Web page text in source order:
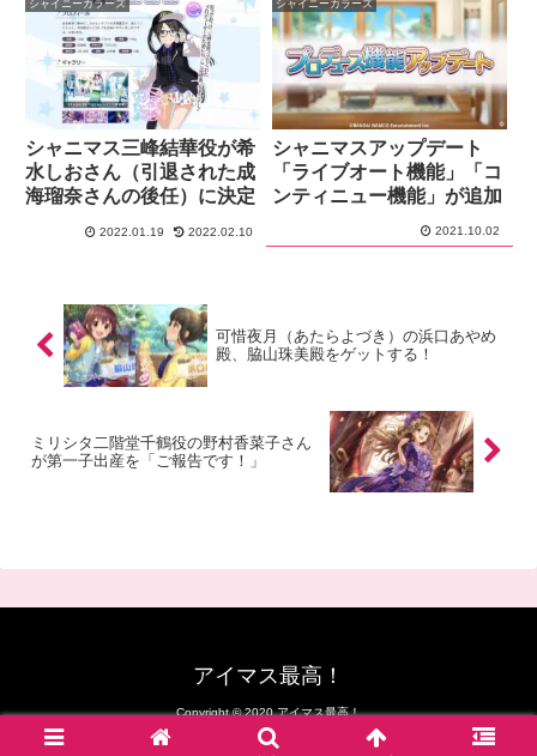
シャイニーカラーズ
シャニマス三峰結華役が希
水しおさん（引退された成
海瑠奈さんの後任）に決定
2022.01.19 2022.02.10
シャイニーカラーズ
シャニマスアップデート
「ライブオート機能」「コ
ンティニュー機能」が追加
2021.10.02
可惜夜月（あたらよづき）の浜口あやめ
殿、脇山珠美殿をゲットする！
ミリシタ二階堂千鶴役の野村香菜子さん
が第一子出産を「ご報告です！」
アイマス最高！
Copyright © 2020 アイマス最高！
© BANDAI NAMCO Entertainment Inc.